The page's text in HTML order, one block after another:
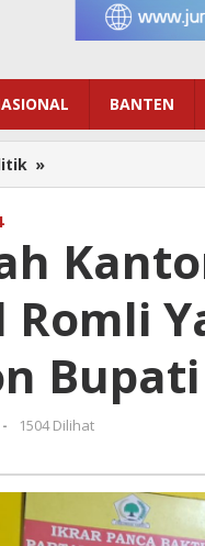
BANTEN
»
Kantongi
Mad
Yakin
Menjadi
Calon
Bupati
Romli
oleh
-
1504 Dilihat